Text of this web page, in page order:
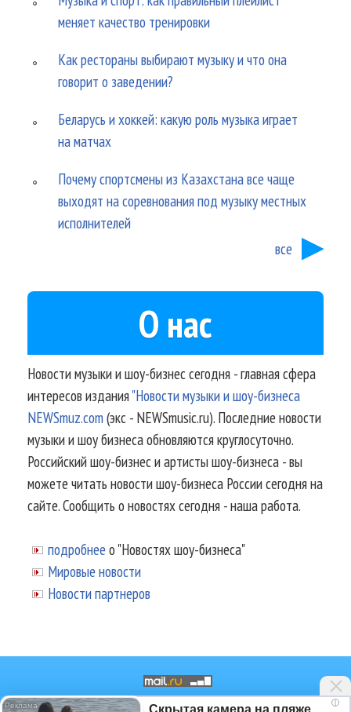
меняет качество тренировки
Как рестораны выбирают музыку и что она
говорит о заведении?
Беларусь и хоккей: какую роль музыка играет
на матчах
Почему спортсмены из Казахстана все чаще
выходят на соревнования под музыку местных
исполнителей
все
О нас
Новости музыки и шоу-бизнес сегодня - главная сфера
интересов издания"Новости музыки и шоу-бизнеса
NEWSmuz.com(экс - NEWSmusic.ru). Последние новости
музыки и шоу бизнеса обновляются круглосуточно.
Российский шоу-бизнес и артисты шоу-бизнеса - вы
можете читать новости шоу-бизнеса России сегодня на
сайте. Сообщить о новостях сегодня - наша работа.
подробнее о "Новостях шоу-бизнеса"
Мировые новости
Новости партнеров
© 2002-2026.Информационное i